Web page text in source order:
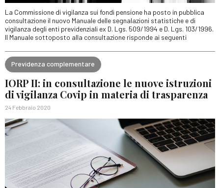
La Commissione di vigilanza sui fondi pensione ha posto in pubblica
consultazione il nuovo Manuale delle segnalazioni statistiche e di
vigilanza degli enti previdenziali ex D. Lgs. 509/1994 e D. Lgs. 103/1996.
Il Manuale sottoposto alla consultazione risponde ai seguenti
Previdenza complementare
IORP II: in consultazione le nuove istruzioni
di vigilanza Covip in materia di trasparenza
24 Febbraio 2020